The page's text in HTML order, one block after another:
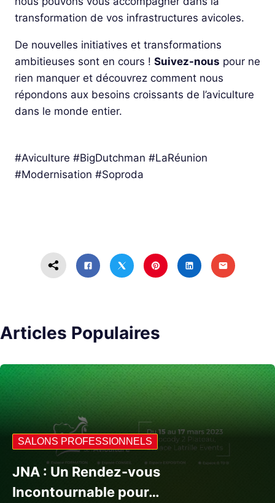
transformation de vos infrastructures avicoles.
De nouvelles initiatives et transformations
ambitieuses sont en cours ! Suivez-nous pour ne
rien manquer et découvrez comment nous
répondons aux besoins croissants de l’aviculture
dans le monde entier.
#Aviculture #BigDutchman #LaRéunion
#Modernisation #Soproda
Articles Populaires
SALONS PROFESSIONNELS
JNA : Un Rendez-vous
Incontournable pour…